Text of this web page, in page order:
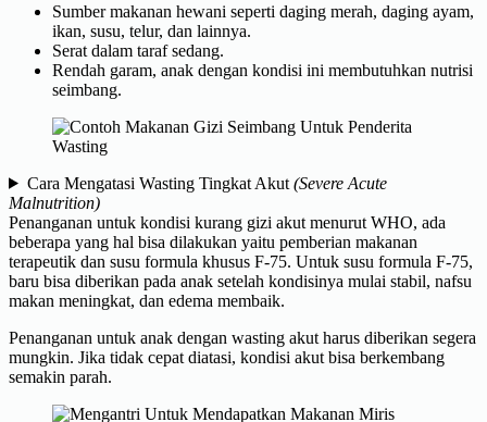
Sumber makanan hewani seperti daging merah, daging ayam,
ikan, susu, telur, dan lainnya.
Serat dalam taraf sedang.
Rendah garam, anak dengan kondisi ini membutuhkan nutrisi
seimbang.
Cara Mengatasi Wasting Tingkat Akut (Severe Acute
Malnutrition)
Penanganan untuk kondisi kurang gizi akut menurut WHO, ada
beberapa yang hal bisa dilakukan yaitu pemberian makanan
terapeutik dan susu formula khusus F-75. Untuk susu formula F-75,
baru bisa diberikan pada anak setelah kondisinya mulai stabil, nafsu
makan meningkat, dan edema membaik.
Penanganan untuk anak dengan wasting akut harus diberikan segera
mungkin. Jika tidak cepat diatasi, kondisi akut bisa berkembang
semakin parah.